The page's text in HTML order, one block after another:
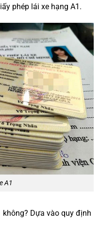
phép lái xe hạng A1.
A1
không? Dựa vào quy định